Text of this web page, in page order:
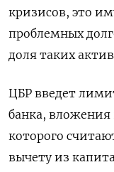
кризисов, это
проблемных
доля таких
ЦБР введет
банка,
которого
вычету из